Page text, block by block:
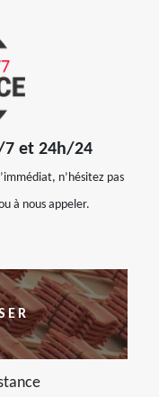
7 et 24h/24
n’hésitez pas
à nous appeler.